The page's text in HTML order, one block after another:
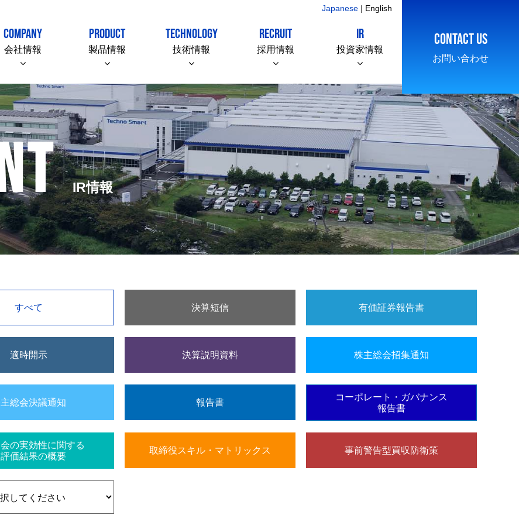
Japanese | English
COMPANY
会社情報
PRODUCT
製品情報
TECHNOLOGY
技術情報
RECRUIT
採用情報
IR
投資家情報
CONTACT US
お問い合わせ
IR情報
すべて 決算短信 有価証券報告書
適時開示 決算説明資料 株主総会招集通知
総会決議通知 報告書
コーポレート・ガバナンス
報告書
の実効性に関する
価結果の概要
取締役スキル・マトリックス 事前警告型買収防衛策